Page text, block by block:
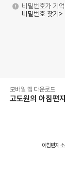
비밀번호가 기
비밀번호 찾기>
모바일 앱 다운로드
고도원의 아침편지
아침편지